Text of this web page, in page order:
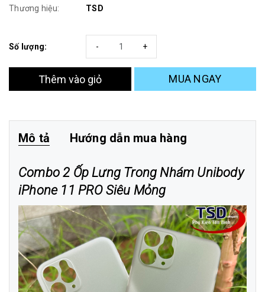
Thương hiệu:
TSD
Số lượng: +
-
Thêm vào giỏ MUA NGAY
Mô tả Hướng dẫn mua hàng
Combo 2 Ốp Lưng Trong Nhám Unibody
iPhone 11 PRO Siêu Mỏng